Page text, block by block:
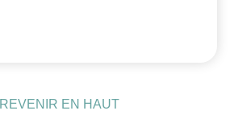
REVENIR EN HAUT